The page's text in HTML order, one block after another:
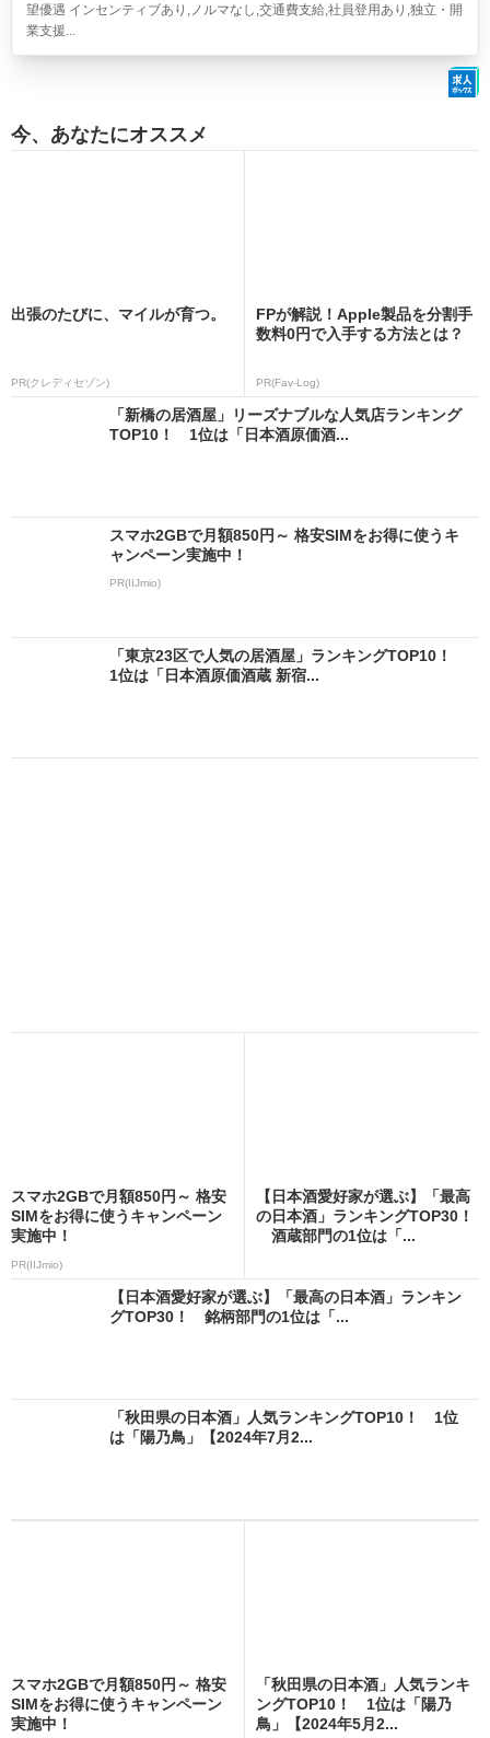
望優遇 インセンティブあり,ノルマなし,交通費支給,社員登用あり,独立・開
業支援...
今、あなたにオススメ
出張のたびに、マイルが育つ。
PR(クレディセゾン)
FPが解説！Apple製品を分割手
数料0円で入手する方法とは？
PR(Fav-Log)
「新橋の居酒屋」リーズナブルな人気店ランキング
TOP10！ 1位は「日本酒原価酒...
スマホ2GBで月額850円～ 格安SIMをお得に使うキ
ャンペーン実施中！
PR(IIJmio)
「東京23区で人気の居酒屋」ランキングTOP10！
1位は「日本酒原価酒蔵 新宿...
スマホ2GBで月額850円～ 格安
SIMをお得に使うキャンペーン
実施中！
PR(IIJmio)
【日本酒愛好家が選ぶ】「最高
の日本酒」ランキングTOP30！
酒蔵部門の1位は「...
【日本酒愛好家が選ぶ】「最高の日本酒」ランキン
グTOP30！ 銘柄部門の1位は「...
「秋田県の日本酒」人気ランキングTOP10！ 1位
は「陽乃鳥」【2024年7月2...
スマホ2GBで月額850円～ 格安
SIMをお得に使うキャンペーン
実施中！
「秋田県の日本酒」人気ランキ
ングTOP10！ 1位は「陽乃
鳥」【2024年5月2...